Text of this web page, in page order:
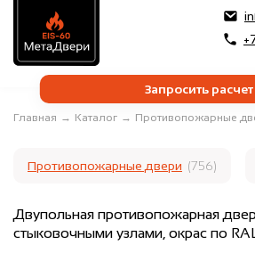
Запросить расчет
Главная → Каталог → Противопожарные
Противопожарные двери (756)
Двупольная противопожарная
стыковочными узлами, окрас по